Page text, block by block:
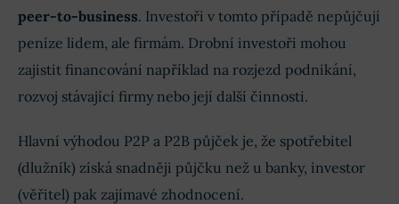
peer-to-business. Investoři v tomto případě nepůjčují
peníze lidem, ale firmám. Drobní investoři mohou
zajistit financování například na rozjezd podnikání,
rozvoj stávající firmy nebo její další činnosti.
Hlavní výhodou P2P a P2B půjček je, že spotřebitel
(dlužník) získá snadněji půjčku než u banky, investor
(věřitel) pak zajímavé zhodnocení.